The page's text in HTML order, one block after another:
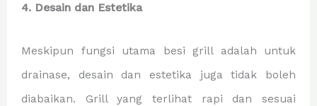
4. Desain dan Estetika
Meskipun fungsi utama besi grill adalah untuk
drainase, desain dan estetika juga tidak boleh
diabaikan. Grill yang terlihat rapi dan sesuai